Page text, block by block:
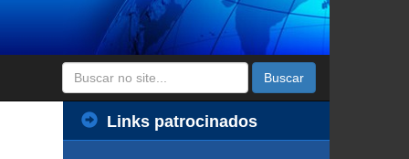
Buscar
Links patrocinados